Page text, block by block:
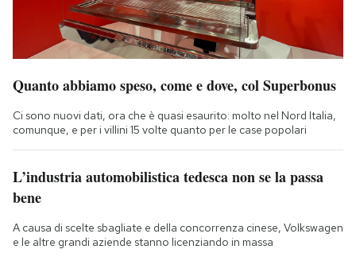
Quanto abbiamo speso, come e dove, col Superbonus
Ci sono nuovi dati, ora che è quasi esaurito: molto nel Nord Italia,
comunque, e per i villini 15 volte quanto per le case popolari
L’industria automobilistica tedesca non se la passa
bene
A causa di scelte sbagliate e della concorrenza cinese, Volkswagen
e le altre grandi aziende stanno licenziando in massa